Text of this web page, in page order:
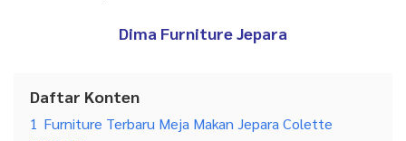
Dima Furniture Jepara
Daftar Konten
1 Furniture Terbaru Meja Makan Jepara Colette